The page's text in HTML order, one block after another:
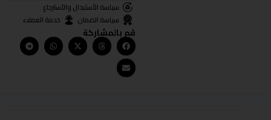
سياسة الأستبدال والأسترجاع
سياسة الضمان
خدمة العملاء
قم بالمشاركة